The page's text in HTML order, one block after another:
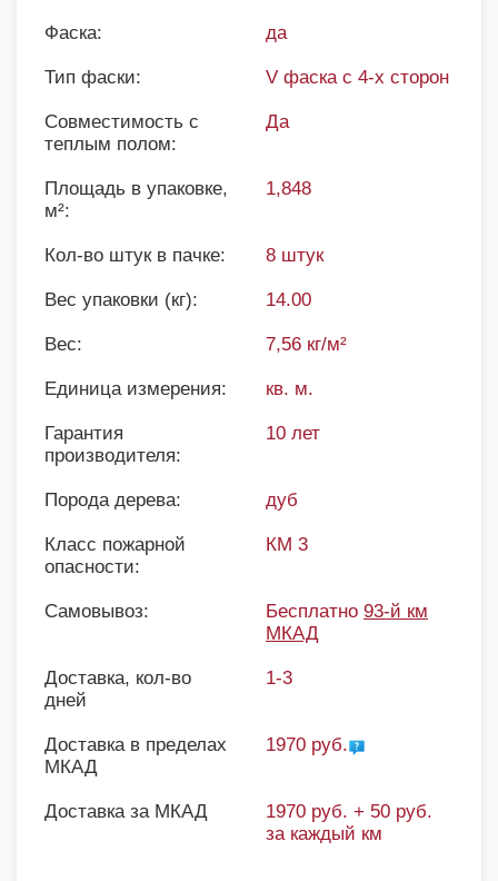
Фаска: да
Тип фаски: V фаска с 4-х сторон
Совместимость с
теплым полом:
Да
Площадь в упаковке,
м²:
1,848
Кол-во штук в пачке: 8 штук
Вес упаковки (кг): 14.00
Вес: 7,56 кг/м²
Единица измерения: кв. м.
Гарантия
производителя:
10 лет
Порода дерева: дуб
Класс пожарной
опасности:
КМ 3
Самовывоз: Бесплатно 93-й км
МКАД
Доставка, кол-во
дней
1-3
Доставка в пределах
МКАД
1970 руб.
Доставка за МКАД
1970 руб. + 50 руб.
за каждый км